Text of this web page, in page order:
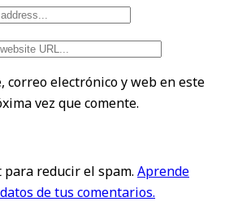
correo electrónico y web en este
vez que comente.
reducir el spam. Aprende
de tus comentarios.